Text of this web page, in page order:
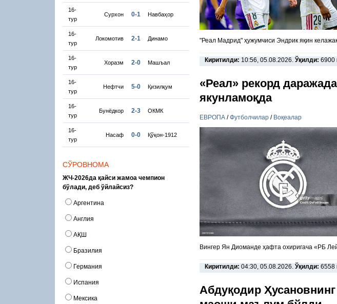
16-
тур
Сурхон 0-1 Навбаҳор
16-
тур
Локомотив 2-1 Динамо
16-
тур
Хоразм 2-0 Машъал
16-
тур
Нефтчи 5-0 Қизилқум
16-
тур
Бунёдкор 2-3 ОКМК
16-
тур
Насаф 0-0 Қўқон-1912
СЎРОВНОМА
ЖЧ-2026да қайси жамоа чемпион
бўлади, деб ўйлайсиз?
Аргентина
Англия
АҚШ
Бразилия
Германия
Испания
Мексика
"Реал Мадрид" ҳужумчиси Эндрик яқин
Киритилди: 10:56, 05.08.2026. Ўқилди: 6900
«Реал» рекорд
якунламоқда
ЕВРОПА /Футболчилар / Воқеалар
Вингер Ян Диоманде ҳафта охиригача «РБ
Киритилди: 04:30, 05.08.2026. Ўқилди: 6558
Абдуқодир